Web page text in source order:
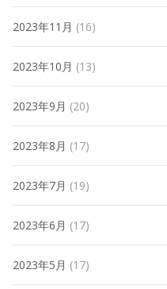
2023年11月 (16)
2023年10月 (13)
2023年9月 (20)
2023年8月 (17)
2023年7月 (19)
2023年6月 (17)
2023年5月 (17)